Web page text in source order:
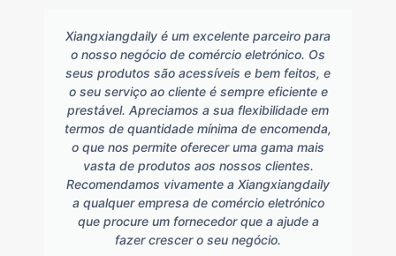
Xiangxiangdaily é um excelente parceiro para
o nosso negócio de comércio eletrónico. Os
seus produtos são acessíveis e bem feitos, e
o seu serviço ao cliente é sempre eficiente e
prestável. Apreciamos a sua flexibilidade em
termos de quantidade mínima de encomenda,
o que nos permite oferecer uma gama mais
vasta de produtos aos nossos clientes.
Recomendamos vivamente a Xiangxiangdaily
a qualquer empresa de comércio eletrónico
que procure um fornecedor que a ajude a
fazer crescer o seu negócio.